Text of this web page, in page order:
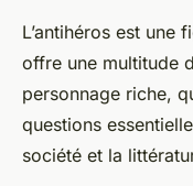
L’antihéros est une
offre une multitude
personnage riche,
questions
société et la